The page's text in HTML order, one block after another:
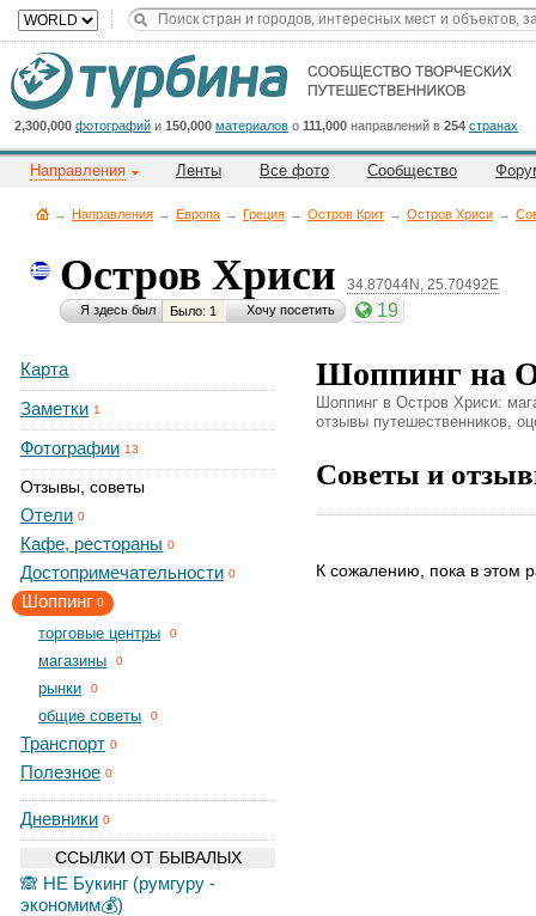
2,300,000 фотографий и 150,000 материалов о 111,000 направлений в 254 странах
Направления Ленты Все фото Сообщество
→ Направления → Европа → Греция → Остров Крит → Остров Хриси →
Остров Хриси 34.87044N, 25.70492E
Я здесь был Было: 1 Хочу посетить 19
Карта
Заметки 1
Фотографии 13
Отзывы, советы
Отели 0
Кафе, рестораны 0
Достопримечательности 0
Шоппинг 0
торговые центры 0
магазины 0
рынки 0
общие советы 0
Транспорт 0
Полезное 0
Дневники 0
ССЫЛКИ ОТ БЫВАЛЫХ
🙈 НЕ Букинг (румгуру -
экономим💰)
Шоппинг на
Шоппинг в Остров Хриси:
отзывы путешественников,
Советы и
К сожалению, пока в этом
Cейчас
на
сайте:
Title
Button